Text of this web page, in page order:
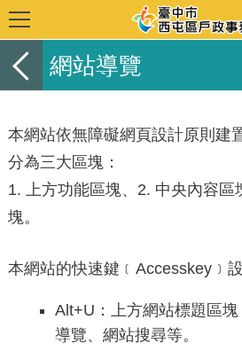
網站導覽
本網站依無障礙網頁設計原則建
分為三大區塊：
1. 上方功能區塊、2. 中央內容區
塊。
本網站的快速鍵﹝Accesskey﹞
Alt+U：上方網站標題區
導覽、網站搜尋等。